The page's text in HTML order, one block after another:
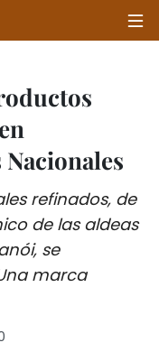
refinados, de
de las aldeas
se
marca